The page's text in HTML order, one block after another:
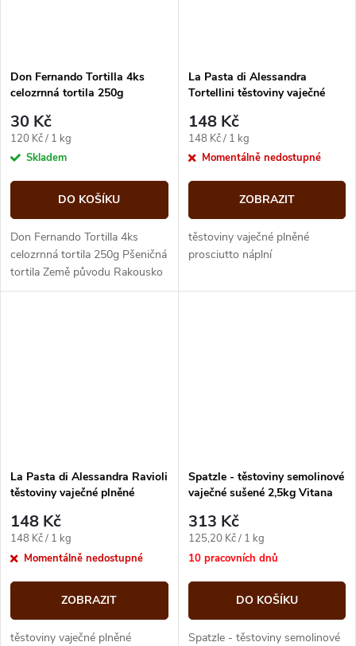
Don Fernando Tortilla 4ks
celozrnná tortila 250g
30 Kč
Měrná
cena:
120 Kč / 1 kg
Skladem
DO KOŠÍKU
Don Fernando Tortilla 4ks
celozrnná tortila 250g Pšeničná
tortila Země původu Rakousko
Složení celozrnná pšeničná
La Pasta di Alessandra
Tortellini těstoviny vaječné
148 Kč
Měrná
cena:
148 Kč / 1 kg
Momentálně nedostupné
ZOBRAZIT
těstoviny vaječné plněné
prosciutto náplní
La Pasta di Alessandra Ravioli
těstoviny vaječné plněné
148 Kč
Měrná
cena:
148 Kč / 1 kg
Momentálně nedostupné
ZOBRAZIT
těstoviny vaječné plněné
Spatzle - těstoviny semolinové
vaječné sušené 2,5kg Vitana
313 Kč
Měrná
cena:
125,20 Kč / 1 kg
10 pracovních dnů
DO KOŠÍKU
Spatzle - těstoviny semolinové